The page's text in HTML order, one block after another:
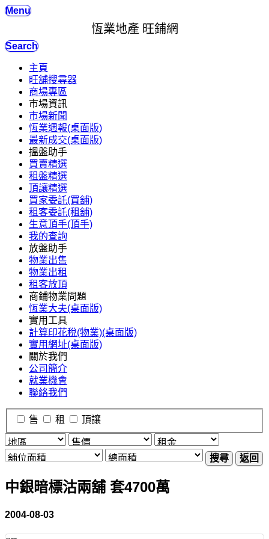
Menu
恆業地產 旺鋪網
Search
主頁
旺舖搜尋器
商場專區
市場資訊
市場新聞
恆業週報(桌面版)
最新成交(桌面版)
搵盤助手
買賣精選
租盤精選
頂讓精選
買家委託(買舖)
租客委託(租舖)
生意頂手(頂手)
我的查詢
放盤助手
物業出售
物業出租
租客放頂
商鋪物業問題
恆業大夫(桌面版)
實用工具
計算印花稅(物業)(桌面版)
實用網址(桌面版)
關於我們
公司簡介
就業機會
聯絡我們
售 租 頂讓
搜尋 返回
中銀暗標沽兩舖 套4700萬
2004-08-03